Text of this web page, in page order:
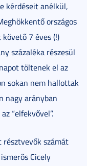
kérdéseit anélkül,
országos
7 éves (!)
százaléka részesül
töltenek el az
sokan nem hallottak
nagy arányban
“elfekvővel”.
résztvevők számát
Cicely